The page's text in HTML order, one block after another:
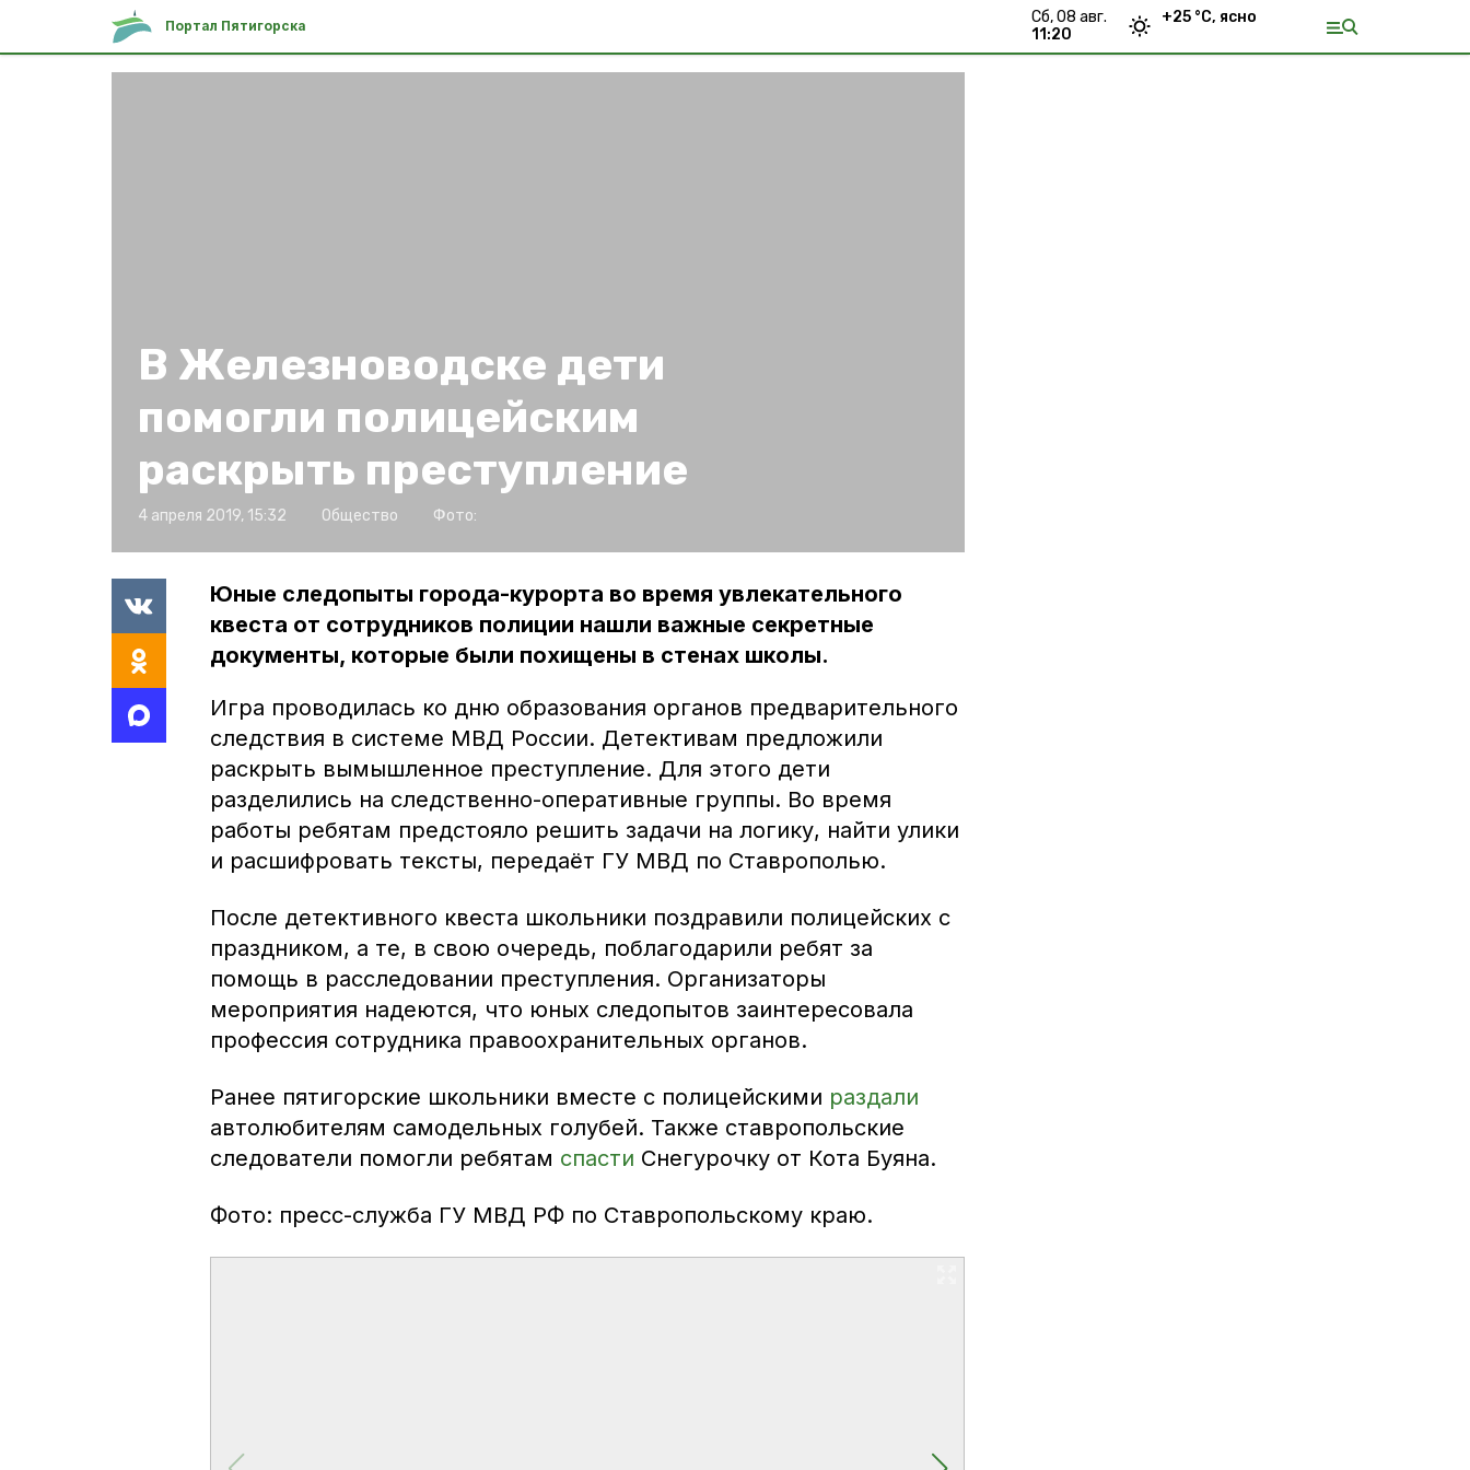
Портал Пятигорска
сб, 08 авг.
11:20
+25 °С, ясно
В Железноводске дети
помогли полицейским
раскрыть преступление
4 апреля 2019, 15:32 Общество Фото:
Юные следопыты города-курорта во время увлекательного
квеста от сотрудников полиции нашли важные секретные
документы, которые были похищены в стенах школы.
Игра проводилась ко дню образования органов предварительного
следствия в системе МВД России. Детективам предложили
раскрыть вымышленное преступление. Для этого дети
разделились на следственно-оперативные группы. Во время
работы ребятам предстояло решить задачи на логику, найти улики
и расшифровать тексты, передаёт ГУ МВД по Ставрополью.
После детективного квеста школьники поздравили полицейских с
праздником, а те, в свою очередь, поблагодарили ребят за
помощь в расследовании преступления. Организаторы
мероприятия надеются, что юных следопытов заинтересовала
профессия сотрудника правоохранительных органов.
Ранее пятигорские школьники вместе с полицейскими раздали
автолюбителям самодельных голубей. Также ставропольские
следователи помогли ребятам спасти Снегурочку от Кота Буяна.
Фото: пресс-служба ГУ МВД РФ по Ставропольскому краю.